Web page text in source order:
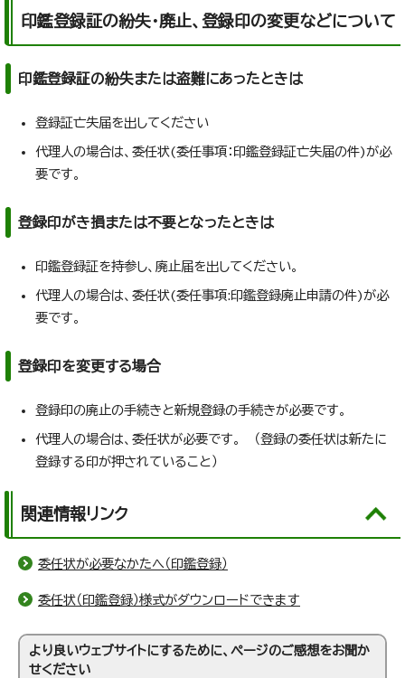
印鑑登録証の紛失・廃止、登録印の変更などについて
印鑑登録証の紛失または盗難にあったときは
登録証亡失届を出してください
代理人の場合は、委任状(委任事項：印鑑登録証亡失届の件)が必
要です。
登録印がき損または不要となったときは
印鑑登録証を持参し、廃止届を出してください。
代理人の場合は、委任状(委任事項:印鑑登録廃止申請の件)が必
要です。
登録印を変更する場合
登録印の廃止の手続きと新規登録の手続きが必要です。
代理人の場合は、委任状が必要です。 （登録の委任状は新たに
登録する印が押されていること）
関連情報リンク
委任状が必要なかたへ（印鑑登録）
委任状（印鑑登録）様式がダウンロードできます
より良いウェブサイトにするために、ページのご感想をお聞か
せください